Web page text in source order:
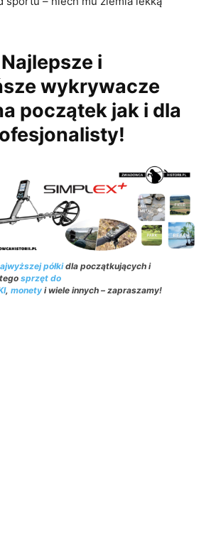
Najlepsze i
wykrywacze
początek jak i dla
półkidla początkujących i
sprzęt do
, monety i wiele innych – zapraszamy!